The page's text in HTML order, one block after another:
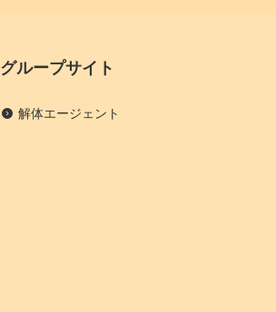
グループサイト
解体エージェント